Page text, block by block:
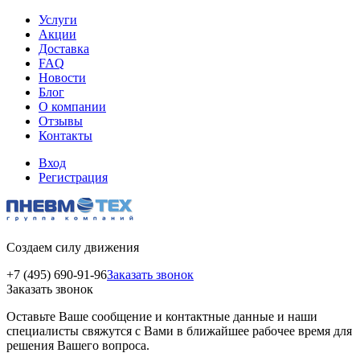
Услуги
Акции
Доставка
FAQ
Новости
Блог
О компании
Отзывы
Контакты
Вход
Регистрация
Создаем силу движения
+7 (495) 690-91-96Заказать звонок
Заказать звонок
Оставьте Ваше сообщение и контактные данные и наши
специалисты свяжутся с Вами в ближайшее рабочее время для
решения Вашего вопроса.